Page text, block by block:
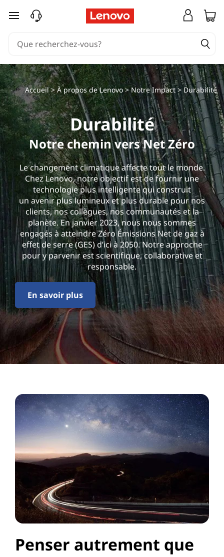
passer au contenu principal
Accueil>À propos de Lenovo>Notre Impact> Durabilité
Durabilité
Notre chemin vers Net Zéro
Le changement climatique affecte tout le monde.
Chez Lenovo, notre objectif est de fournir une
technologie plus intelligente qui construit
un avenir plus lumineux et plus durable pour nos
clients, nos collègues, nos communautés et la
planète. En janvier 2023, nous nous sommes
engagés à atteindre Zéro Émissions Net de gaz à
effet de serre (GES) d’ici à 2050. Notre approche
pour y parvenir est scientifique, collaborative et
responsable.
En savoir plus
Penser autrement que